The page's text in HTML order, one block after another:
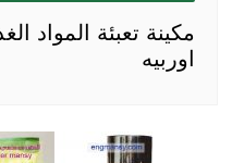
مكينة تعبئة المواد
اوربيه